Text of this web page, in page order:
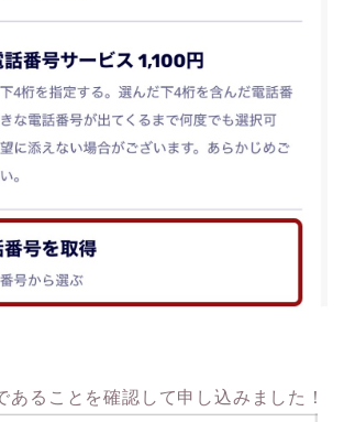
あることを確認して申し込みました！